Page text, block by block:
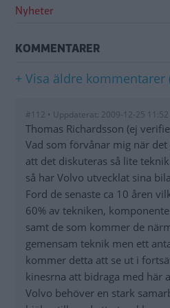
Nyheter
KOMMENTARER
+ Visa äldre kommentarer
#112 • Uppdaterat: 2009-12-25 11:52
Thomas Richardsson (ej
Vad som förvånar mig när
att det diskuteras så lite
så har Volvo utvecklat sina
Ford de senaste ca 10 åren
60% av tekniken,
samt de som kommer de
gemensam teknik men ett
kommer detta att se ut i
kinesrna att bidraga med här
Volvo behöver en stark